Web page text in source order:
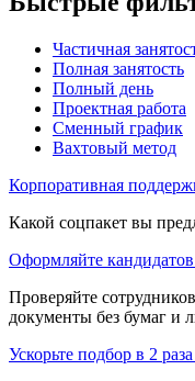
Частичная
Полная занятость
Полный день
Проектная работа
Сменный график
Вахтовый метод
Корпоративная
Какой соцпакет вы
Оформляйте
Проверяйте
документы без бумаг и
Ускорьте подбор в 2